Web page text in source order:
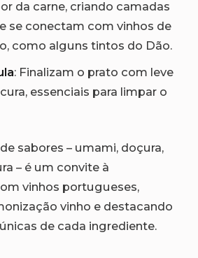
da carne, criando camadas
se conectam com vinhos de
como alguns tintos do Dão.
: Finalizam o prato com leve
essenciais para limpar o
sabores – umami, doçura,
– é um convite à
vinhos portugueses,
vinho e destacando
de cada ingrediente.